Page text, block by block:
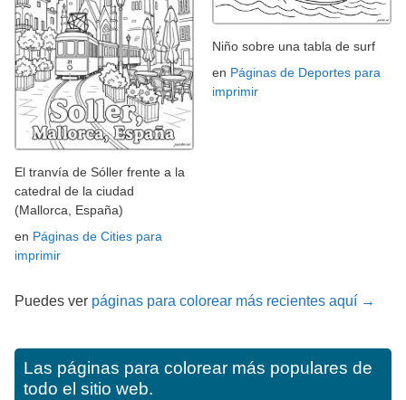
El tranvía de Sóller frente a la
catedral de la ciudad
(Mallorca, España)
en Páginas de Cities para
imprimir
Niño sobre una tabla de surf
en Páginas de Deportes para
imprimir
Puedes ver páginas para colorear más recientes aquí →
Las páginas para colorear más populares de
todo el sitio web.